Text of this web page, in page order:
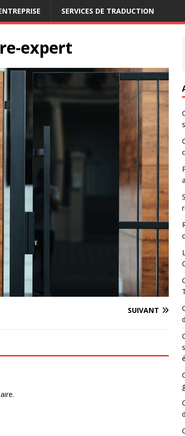
SERVICES DE TRADUCTION
expert
SUIVANT